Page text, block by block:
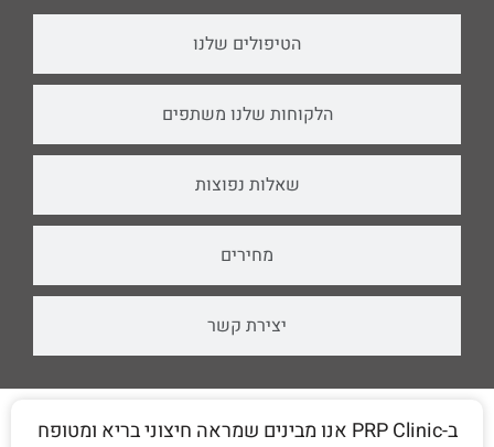
הטיפולים שלנו
הלקוחות שלנו משתפים
שאלות נפוצות
מחירים
יצירת קשר
ב-PRP Clinic אנו מבינים שמראה חיצוני בריא ומטופח